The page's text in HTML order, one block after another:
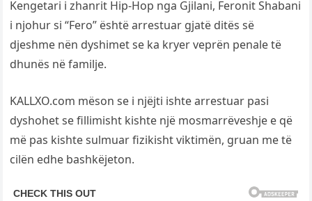
Kengetari i zhanrit Hip-Hop nga Gjilani, Feronit Shabani
i njohur si “Fero” është arrestuar gjatë ditës së
djeshme nën dyshimet se ka kryer veprën penale të
dhunës në familje.
KALLXO.com mëson se i njëjti ishte arrestuar pasi
dyshohet se fillimisht kishte një mosmarrëveshje e që
më pas kishte sulmuar fizikisht viktimën, gruan me të
cilën edhe bashkëjeton.